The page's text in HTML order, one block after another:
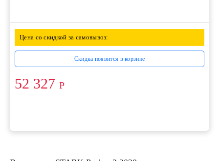
Цена со скидкой за самовывоз:
Скидка появится в корзине
52 327 Р